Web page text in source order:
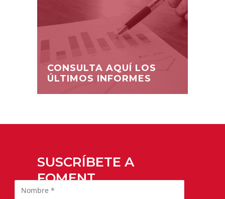
CONSULTA AQUÍ LOS
ÚLTIMOS INFORMES
SUSCRÍBETE A
FOMENT